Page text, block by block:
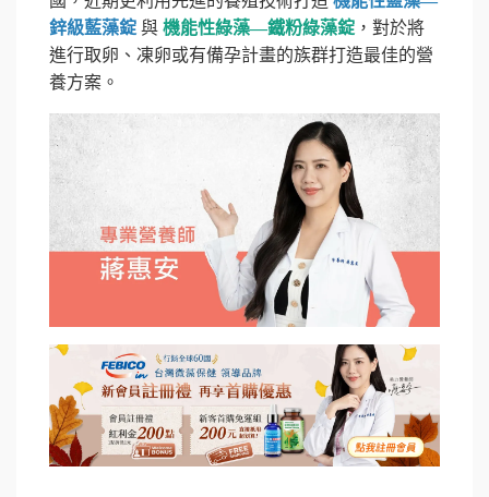
鋅級藍藻錠 與 機能性綠藻—鐵粉綠藻錠 ，對於將
進行取卵、凍卵或有備孕計畫的族群打造最佳的營
養方案。